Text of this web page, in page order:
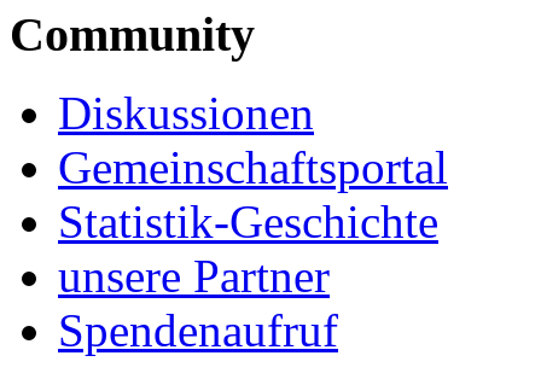
Community
Diskussionen
Gemeinschaftsportal
Statistik-Geschichte
unsere Partner
Spendenaufruf